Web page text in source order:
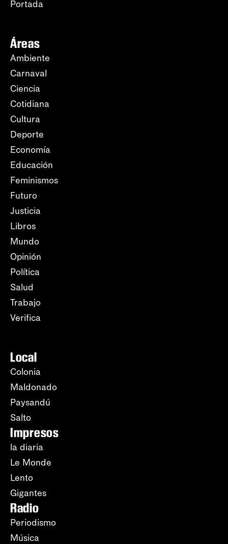
Portada
Áreas
Ambiente
Carnaval
Ciencia
Cotidiana
Cultura
Deporte
Economía
Educación
Feminismos
Futuro
Justicia
Libros
Mundo
Opinión
Política
Salud
Trabajo
Verifica
Local
Colonia
Maldonado
Paysandú
Salto
Impresos
la diaria
Le Monde
Lento
Gigantes
Radio
Periodismo
Música